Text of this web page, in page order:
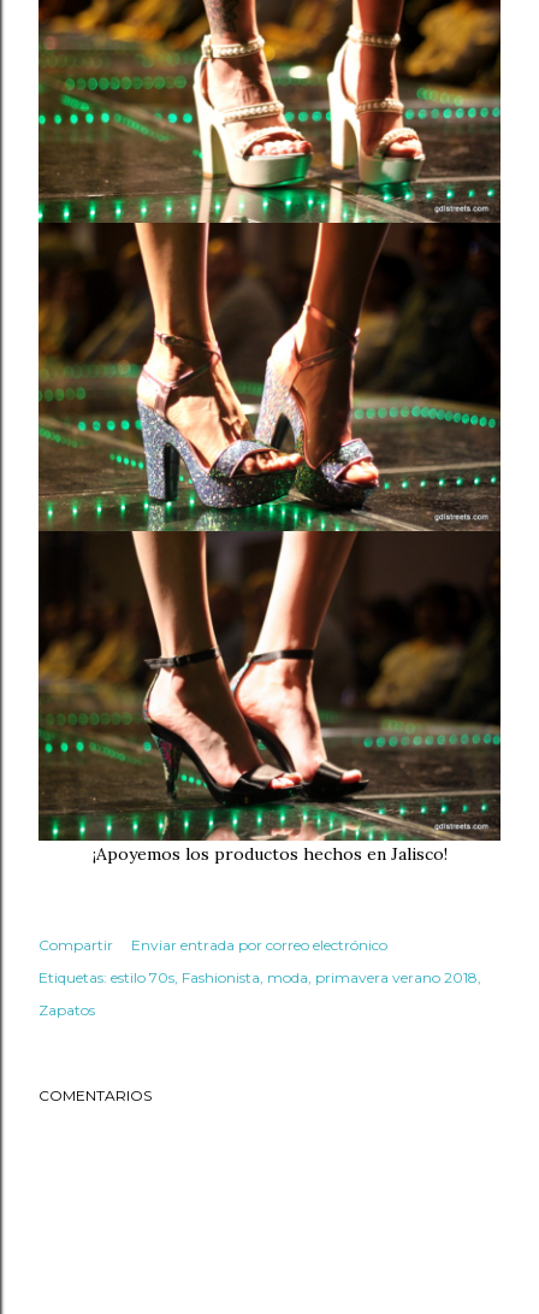
¡Apoyemos los productos hechos en Jalisco!
Compartir
Enviar entrada por correo electrónico
Etiquetas: estilo 70s Fashionista moda primavera verano 2018
Zapatos
COMENTARIOS